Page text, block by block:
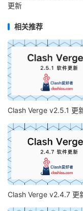
更新
相关推荐
Clash Verge v2.5.1 更
Clash Verge v2.4.7 更